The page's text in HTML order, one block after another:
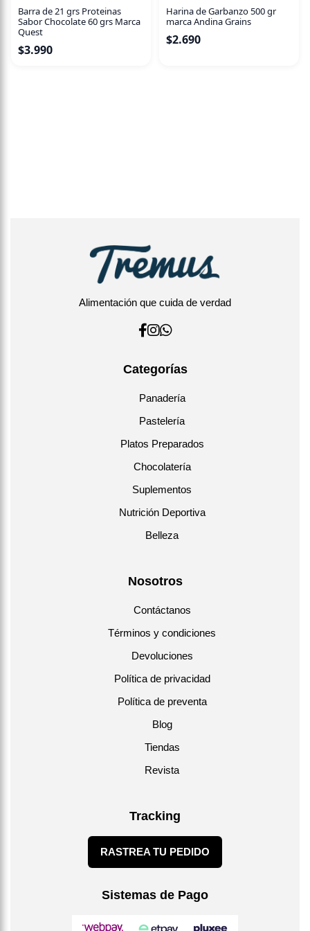
Barra de 21 grs Proteinas
Sabor Chocolate 60 grs Marca
Quest
$3.990
Harina de Garbanzo 500 gr
marca Andina Grains
$2.690
Alimentación que cuida de verdad
Categorías
Panadería
Pastelería
Platos Preparados
Chocolatería
Suplementos
Nutrición Deportiva
Belleza
Nosotros
Contáctanos
Términos y condiciones
Devoluciones
Política de privacidad
Política de preventa
Blog
Tiendas
Revista
Tracking
RASTREA TU PEDIDO
Sistemas de Pago